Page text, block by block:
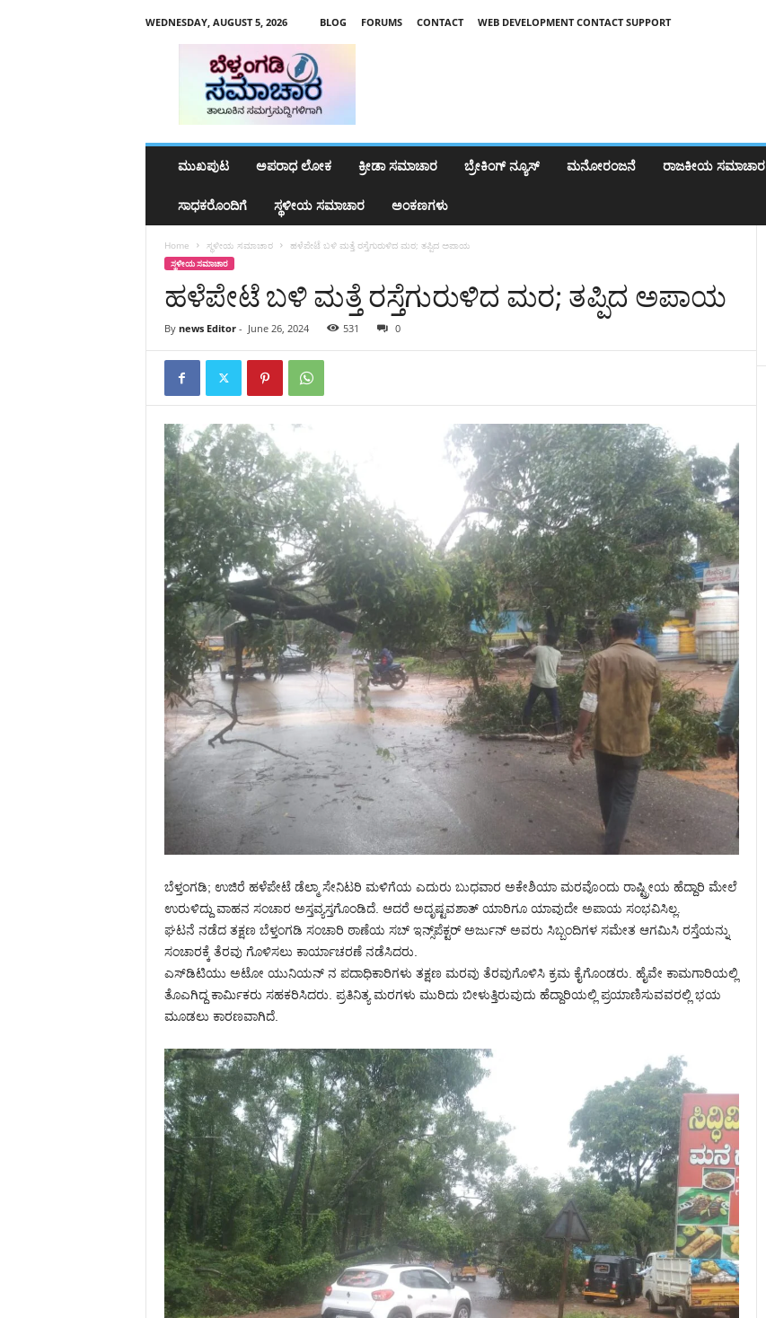
WEDNESDAY, AUGUST 5, 2026 BLOG FORUMS CONTACT
WEB DEVELOPMENT CONTACT SUPPORT
ಮುಖಪುಟ ಅಪರಾಧ ಲೋಕ ಕ್ರೀಡಾ ಸಮಾಚಾರ ಬ್ರೇಕಿಂಗ್‌ ನ್ಯೂಸ್ ಮನೋರಂಜನೆ ರಾಜಕೀಯ ಸಮಾಚಾರ
ಸಾಧಕರೊಂದಿಗೆ ಸ್ಥಳೀಯ ಸಮಾಚಾರ ಅಂಕಣಗಳು
Home ಸ್ಥಳೀಯ ಸಮಾಚಾರ ಹಳೆಪೇಟೆ ಬಳಿ ಮತ್ತೆ ರಸ್ತೆಗುರುಳಿದ ಮರ; ತಪ್ಪಿದ ಅಪಾಯ
ಸ್ಥಳೀಯ ಸಮಾಚಾರ
ಹಳೆಪೇಟೆ ಬಳಿ ಮತ್ತೆ ರಸ್ತೆಗುರುಳಿದ ಮರ; ತಪ್ಪಿದ ಅಪಾಯ
By news Editor- June 26, 2024 531 0
ಬೆಳ್ತಂಗಡಿ; ಉಜಿರೆ ಹಳೆಪೇಟೆ ಡೆಲ್ಮಾ ಸೇನಿಟರಿ ಮಳಿಗೆಯ ಎದುರು ಬುಧವಾರ ಅಕೇಶಿಯಾ ಮರವೊಂದು ರಾಷ್ಟ್ರೀಯ ಹೆದ್ದಾರಿ ಮೇಲೆ
ಉರುಳಿದ್ದು ವಾಹನ ಸಂಚಾರ ಅಸ್ತವ್ಯಸ್ತಗೊಂಡಿದೆ. ಆದರೆ ಅದೃಷ್ಟವಶಾತ್ ಯಾರಿಗೂ ಯಾವುದೇ ಅಪಾಯ ಸಂಭವಿಸಿಲ್ಲ.
ಘಟನೆ ನಡೆದ ತಕ್ಷಣ ಬೆಳ್ತಂಗಡಿ ಸಂಚಾರಿ ಠಾಣೆಯ ಸಬ್ ಇನ್ಸ್‌ಪೆಕ್ಟರ್ ಅರ್ಜುನ್ ಅವರು ಸಿಬ್ಬಂದಿಗಳ ಸಮೇತ ಆಗಮಿಸಿ ರಸ್ತೆಯನ್ನು
ಸಂಚಾರಕ್ಕೆ ತೆರವು ಗೊಳಿಸಲು ಕಾರ್ಯಾಚರಣೆ ನಡೆಸಿದರು.
ಎಸ್‌ಡಿಟಿಯು ಅಟೋ ಯುನಿಯನ್ ನ ಪದಾಧಿಕಾರಿಗಳು ತಕ್ಷಣ ಮರವು ತೆರವುಗೊಳಿಸಿ ಕ್ರಮ ಕೈಗೊಂಡರು. ಹೈವೇ ಕಾಮಗಾರಿಯಲ್ಲಿ
ತೊಎಗಿದ್ದ ಕಾರ್ಮಿಕರು ಸಹಕರಿಸಿದರು. ಪ್ರತಿನಿತ್ಯ ಮರಗಳು ಮುರಿದು ಬೀಳುತ್ತಿರುವುದು ಹೆದ್ದಾರಿಯಲ್ಲಿ ಪ್ರಯಾಣಿಸುವವರಲ್ಲಿ ಭಯ
ಮೂಡಲು ಕಾರಣವಾಗಿದೆ.